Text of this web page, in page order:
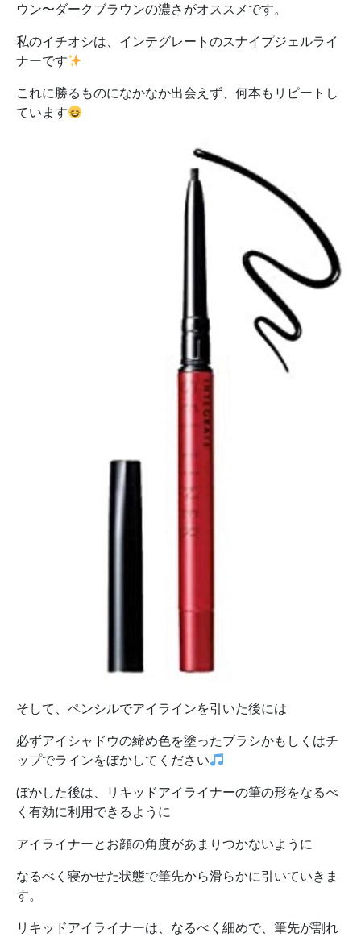
ウン〜ダークブラウンの濃さがオススメです。
私のイチオシは、インテグレートのスナイプジェルライ
ナーです
これに勝るものになかなか出会えず、何本もリピートし
ています
そして、ペンシルでアイラインを引いた後には
必ずアイシャドウの締め色を塗ったブラシかもしくはチ
ップでラインをぼかしてください
ぼかした後は、リキッドアイライナーの筆の形をなるべ
く有効に利用できるように
アイライナーとお顔の角度があまりつかないように
なるべく寝かせた状態で筆先から滑らかに引いていきま
す。
リキッドアイライナーは、なるべく細めで、筆先が割れ